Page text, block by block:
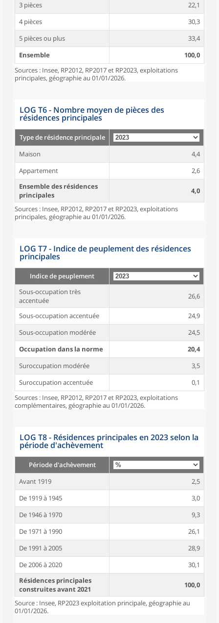
3 pièces
22,1
4 pièces
30,3
5 pièces ou plus
33,4
Ensemble
100,0
Sources : Insee, RP2012, RP2017 et RP2023, exploitations
principales, géographie au 01/01/2026.
LOG T6 - Nombre moyen de pièces des
résidences principales
Type de résidence principale
Maison
4,4
Appartement
2,6
Ensemble des résidences
principales
4,0
Sources : Insee, RP2012, RP2017 et RP2023, exploitations
principales, géographie au 01/01/2026.
LOG T7 - Indice de peuplement des résidences
principales
Indice de peuplement
Sous-occupation très
accentuée
26,6
Sous-occupation accentuée
24,9
Sous-occupation modérée
24,5
Occupation dans la norme
20,4
Suroccupation modérée
3,5
Suroccupation accentuée
0,1
Sources : Insee, RP2012, RP2017 et RP2023, exploitations
complémentaires, géographie au 01/01/2026.
LOG T8 - Résidences principales en 2023 selon la
période d'achèvement
Période d'achèvement
Avant 1919
2,5
De 1919 à 1945
3,0
De 1946 à 1970
9,3
De 1971 à 1990
26,1
De 1991 à 2005
28,9
De 2006 à 2020
30,1
Résidences principales
construites avant 2021
100,0
Source : Insee, RP2023 exploitation principale, géographie au
01/01/2026.